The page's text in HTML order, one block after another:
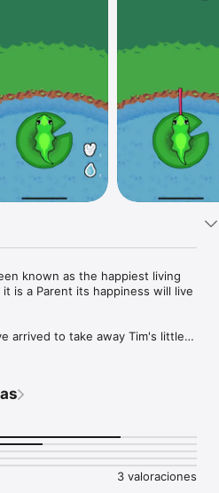
known as the happiest living
is a Parent its happiness will live
arrived to take away Tim's little
unless you really want to eat
save its precious little one? Of
3 valoraciones